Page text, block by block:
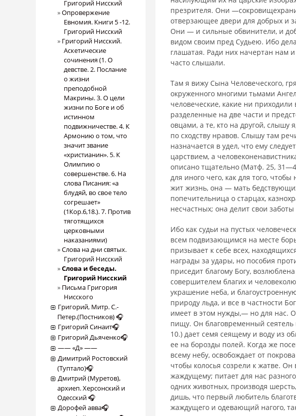
презрителя. Они
отверзающее двери для добрых и
Они — и сильные об­винители, и
видом своим пред Судьею. Ибо
глашатая. Ради них начертан нам
часто слышали.
Там я вижу Сына Человеческого,
окруженного многими тьмами
человеческие, какие ни
разделенные на две части и
овцами, а те, кто на другой,
по сходству нравов. Слы­шу там
назначается в удел, что ему
царствием, а
описано тщательно (Матф. 25,
для иного чего, как для того,
жит жизнь, она — мать
попечительница о старцах,
несчастных; она делит свои
Ибо как судьи на пустых
всем подвизающимся на месте
призывает к себе всех,
награды за удары, но пособия
приседит благо­му Богу,
совершителем благих и
украшение неба, и
природу льда, и все в частности
имеет в этом нужды,— но для нас.
пищу. Он благо­временный
10.) дает семя сеящему и воду из
ее на борозды полей. Когда же
всему небу, освобождает от
чтобы колосья созрели к жатве.
жаждущему; питает для нас
одних животных, производя
дишь, что первый любитель
жаждущего и одевающий нагого,
Григорий Нисский
Опровержение
Евномия. Книги 5 -12.
Григорий Нисский
Григорий Нисский.
Аскетические
сочинения (1. О
девстве. 2. Послание
о жизни
преподобной
Макрины. 3. О цели
жизни по Боге и об
истинном
подвижничестве. 4. К
Армонию о том, что
значит звание
«христианин». 5. К
Олимпию о
совершенстве. 6. На
слова Писания: «а
блудяй, во свое тело
согрешает»
(1Кор.6,18.). 7. Против
тяготящихся
церковными
наказаниями)
Слова на дни святых.
Григорий Нисский
Слова и беседы.
Григорий Нисский
Письма Григория
Нисского
Григорий, Митр. С.-
Петер.(Постников) 🎧
Григорий Синаит🎧
Григорий Дьяченко🎧
―― «Д» ――
Димитрий Ростовский
(Туптало)🎧
Дмитрий (Муретов),
архиеп. Херсонский и
Одесский 🎧
Дорофей авва🎧